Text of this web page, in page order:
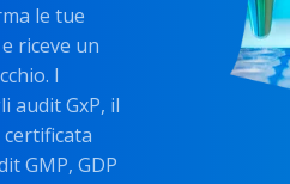
le tue
riceve un
I
audit GxP, il
GMP, GDP